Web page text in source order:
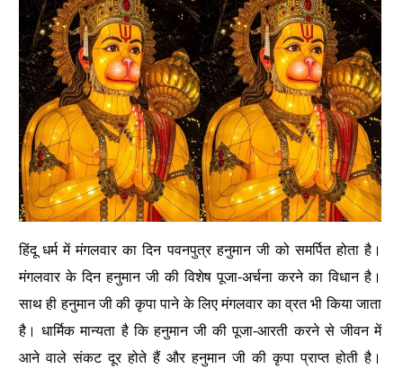
हिंदू धर्म में मंगलवार का दिन पवनपुत्र हनुमान जी को समर्पित होता है।
मंगलवार के दिन हनुमान जी की विशेष पूजा-अर्चना करने का विधान है।
साथ ही हनुमान जी की कृपा पाने के लिए मंगलवार का व्रत भी किया जाता
है। धार्मिक मान्यता है कि हनुमान जी की पूजा-आरती करने से जीवन में
आने वाले संकट दूर होते हैं और हनुमान जी की कृपा प्राप्त होती है।